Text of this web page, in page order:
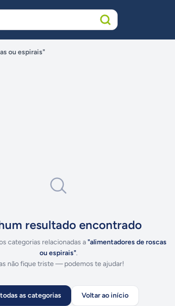
ou espirais"
resultado encontrado
categorias relacionadas a"alimentadores de roscas
ou espirais".
não fique triste — podemos te ajudar!
as categorias Voltar ao início